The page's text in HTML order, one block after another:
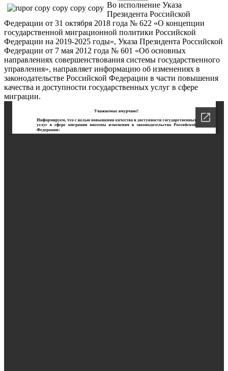
Во исполнение Указа
Президента Российской
Федерации от 31 октября 2018 года № 622 «О концепции
государственной миграционной политики Российской
Федерации на 2019-2025 годы», Указа Президента Российской
Федерации от 7 мая 2012 года № 601 «Об основных
направлениях совершенствования системы государственного
управления», направляет информацию об изменениях в
законодательстве Российской Федерации в части повышения
качества и доступности государственных услуг в сфере
миграции.